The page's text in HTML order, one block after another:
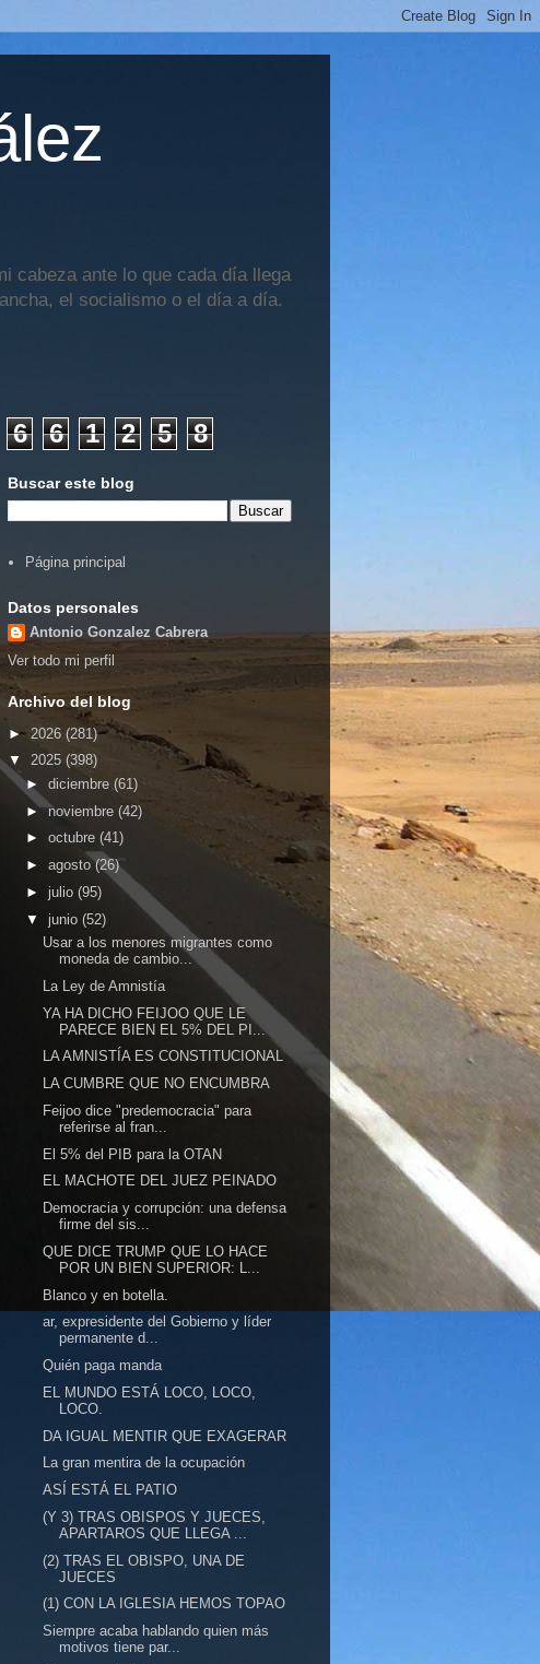
cabeza ante lo que cada día llega
el socialismo o el día a día.
6 6 1 2 5 8
Buscar este blog
Página principal
Datos personales
Antonio Gonzalez Cabrera
Ver todo mi perfil
Archivo del blog
► 2026 (281)
▼ 2025 (398)
► diciembre (61)
►noviembre (42)
► octubre (41)
► agosto(26)
► julio (95)
▼ junio (52)
Usar a los menores migrantes como
moneda de cambio...
La Ley de Amnistía
YA HA DICHO FEIJOO QUE LE
PARECE BIEN EL 5% DEL PI...
LA AMNISTÍA ES CONSTITUCIONAL
LA CUMBRE QUE NO ENCUMBRA
Feijoo dice "predemocracia" para
referirse al fran...
El 5% del PIB para la OTAN
EL MACHOTE DEL JUEZ PEINADO
Democracia y corrupción: una defensa
firme del sis...
QUE DICE TRUMP QUE LO HACE
POR UN BIEN SUPERIOR: L...
Blanco y en botella.
ar, expresidente del Gobierno y líder
permanente d...
Quién paga manda
EL MUNDO ESTÁ LOCO, LOCO,
LOCO.
DA IGUAL MENTIR QUE EXAGERAR
La gran mentira de la ocupación
ASÍ ESTÁ EL PATIO
(Y 3) TRAS OBISPOS Y JUECES,
APARTAROS QUE LLEGA ...
(2) TRAS EL OBISPO, UNA DE
JUECES
(1) CON LA IGLESIA HEMOS TOPAO
Siempre acaba hablando quien más
motivos tiene par...